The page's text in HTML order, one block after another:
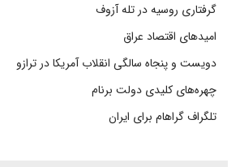
گرفتاری روسیه در تله آزوف
امیدهای اقتصاد عراق
دویست و پنجاه سالگی انقلاب آمریکا در ترازو
چهره‌های کلیدی دولت برنام
تلگراف گراهام برای ایران